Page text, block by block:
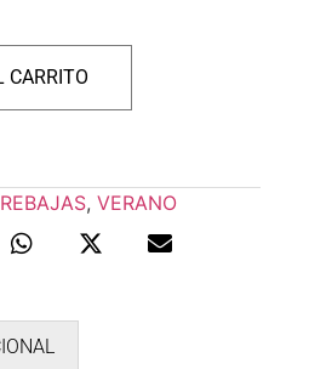
CARRITO
REBAJAS, VERANO